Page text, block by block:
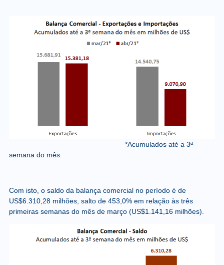
*Acumulados até a 3ª
semana do mês.
Com isto, o saldo da balança comercial no período é de
US$6.310,28 milhões, salto de 453,0% em relação às três
primeiras semanas do mês de março (US$1.141,16 milhões).